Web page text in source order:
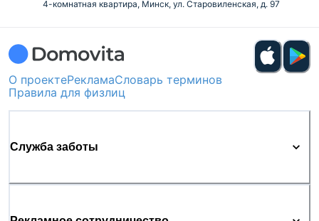
4-комнатная квартира, Минск, ул. Старовиленская, д. 97
О проектеРекламаСловарь терминов
Правила для физлиц
Служба заботы